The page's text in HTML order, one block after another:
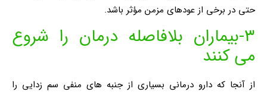
حتی در برخی از عودهای مزمن مؤثر باشد.
۳-بیماران بلافاصله درمان را شروع
می کنند
از آنجا که دارو درمانی بسیاری از جنبه های منفی سم زدایی را